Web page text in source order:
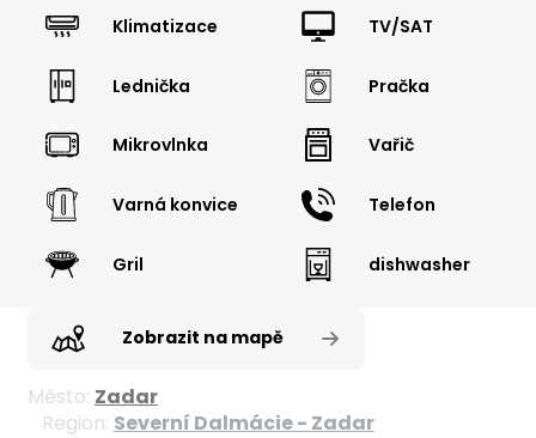
Klimatizace TV/SAT
Lednička Pračka
Mikrovlnka Vařič
Varná konvice Telefon
Gril dishwasher
Zobrazit na mapě
Město: Zadar
Region: Severní Dalmácie - Zadar